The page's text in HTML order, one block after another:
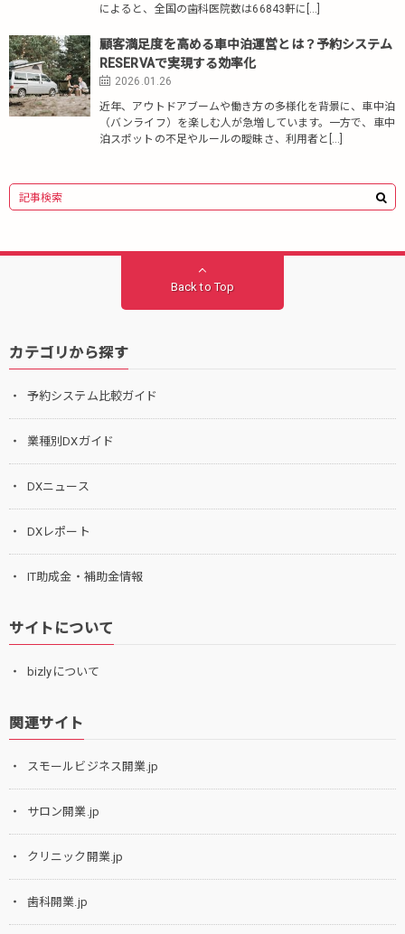
によると、全国の歯科医院数は66843軒に[…]
顧客満足度を高める車中泊運営とは？予約システム
RESERVAで実現する効率化
2026.01.26
近年、アウトドアブームや働き方の多様化を背景に、車中泊
（バンライフ）を楽しむ人が急増しています。一方で、車中
泊スポットの不足やルールの曖昧さ、利用者と[…]
Back to Top
カテゴリから探す
予約システム比較ガイド
業種別DXガイド
DXニュース
DXレポート
IT助成金・補助金情報
サイトについて
bizlyについて
関連サイト
スモールビジネス開業.jp
サロン開業.jp
クリニック開業.jp
歯科開業.jp